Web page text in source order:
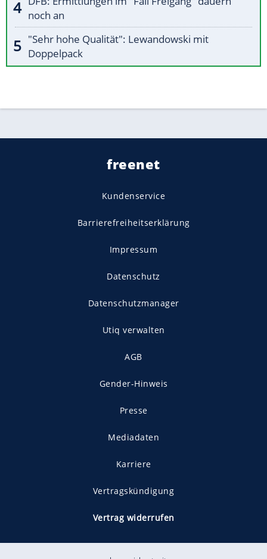
noch an
"Sehr hohe Qualität": Lewandowski mit
Doppelpack
freenet
Kundenservice
Barrierefreiheitserklärung
Impressum
Datenschutz
Datenschutzmanager
Utiq verwalten
AGB
Gender-Hinweis
Presse
Mediadaten
Karriere
Vertragskündigung
Vertrag widerrufen